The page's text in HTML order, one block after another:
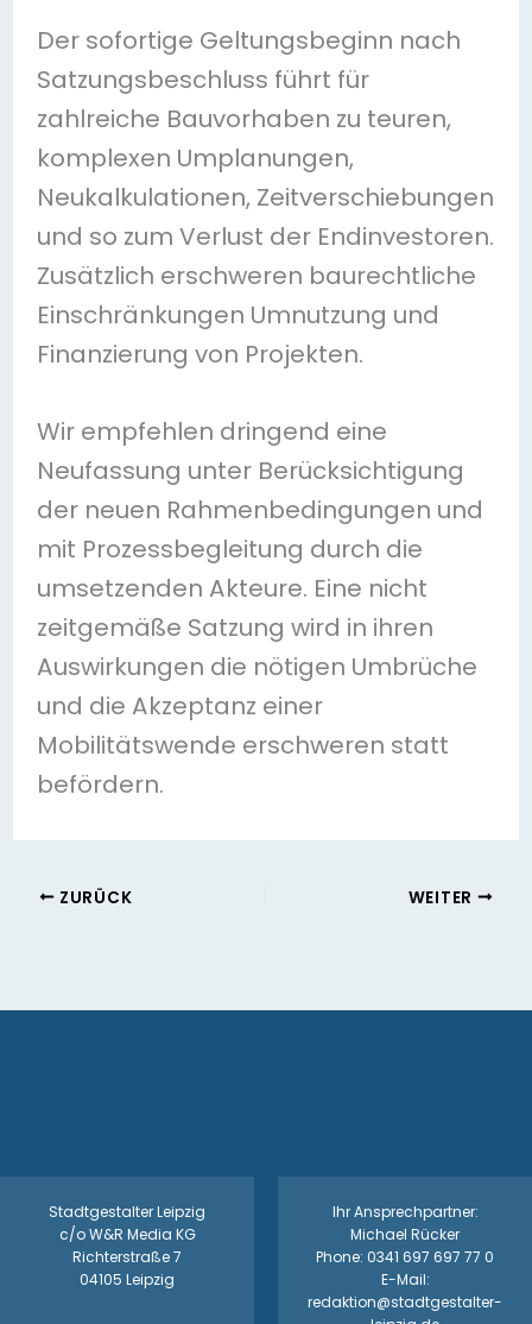
Der sofortige Geltungsbeginn nach
Satzungsbeschluss führt für
zahlreiche Bauvorhaben zu teuren,
komplexen Umplanungen,
Neukalkulationen, Zeitverschiebungen
und so zum Verlust der Endinvestoren.
Zusätzlich erschweren baurechtliche
Einschränkungen Umnutzung und
Finanzierung von Projekten.
Wir empfehlen dringend eine
Neufassung unter Berücksichtigung
der neuen Rahmenbedingungen und
mit Prozessbegleitung durch die
umsetzenden Akteure. Eine nicht
zeitgemäße Satzung wird in ihren
Auswirkungen die nötigen Umbrüche
und die Akzeptanz einer
Mobilitätswende erschweren statt
befördern.
ZURÜCK WEITER
Stadtgestalter Leipzig
c/o W&R Media KG
Richterstraße 7
04105 Leipzig
Ihr Ansprechpartner:
Michael Rücker
Phone: 0341 697 697 77 0
E-Mail:
redaktion@stadtgestalter-